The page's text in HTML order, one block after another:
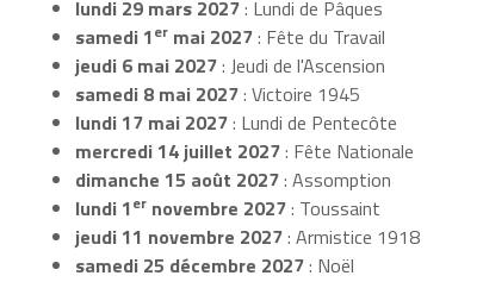
lundi 29 mars 2027: Lundi de Pâques
samedi 1ermai 2027: Fête du Travail
jeudi 6 mai 2027: Jeudi de l'Ascension
samedi 8 mai 2027: Victoire 1945
lundi 17 mai 2027: Lundi de Pentecôte
mercredi 14 juillet 2027: Fête Nationale
dimanche 15 août 2027: Assomption
lundi 1ernovembre 2027: Toussaint
jeudi 11 novembre 2027: Armistice 1918
samedi 25 décembre 2027: Noël